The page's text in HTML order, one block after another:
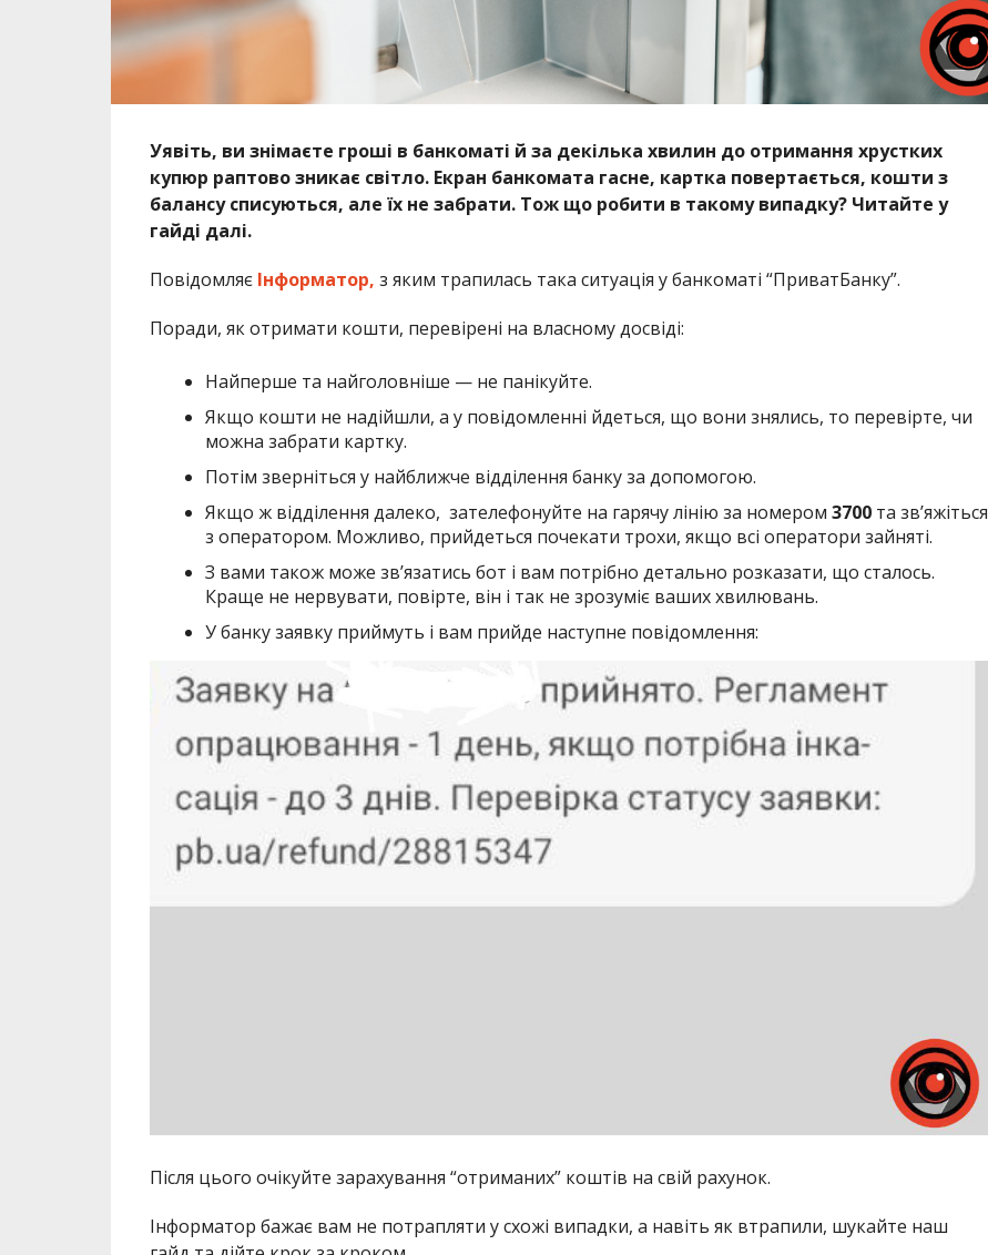
Уявіть, ви знімаєте гроші в банкоматі й за декілька хвилин до отримання хрустких
купюр раптово зникає світло. Екран банкомата гасне, картка повертається, кошти з
балансу списуються, але їх не забрати. Тож що робити в такому випадку? Читайте у
гайді далі.
Повідомляє Інформатор, з яким трапилась така ситуація у банкоматі “ПриватБанку”.
Поради, як отримати кошти, перевірені на власному досвіді:
Найперше та найголовніше — не панікуйте.
Якщо кошти не надійшли, а у повідомленні йдеться, що вони знялись, то перевірте, чи
можна забрати картку.
Потім зверніться у найближче відділення банку за допомогою.
Якщо ж відділення далеко, зателефонуйте на гарячу лінію за номером 3700та зв’яжіться
з оператором. Можливо, прийдеться почекати трохи, якщо всі оператори зайняті.
З вами також може зв’язатись бот і вам потрібно детально розказати, що сталось.
Краще не нервувати, повірте, він і так не зрозуміє ваших хвилювань.
У банку заявку приймуть і вам прийде наступне повідомлення:
Після цього очікуйте зарахування “отриманих” коштів на свій рахунок.
Інформатор бажає вам не потрапляти у схожі випадки, а навіть як втрапили, шукайте наш